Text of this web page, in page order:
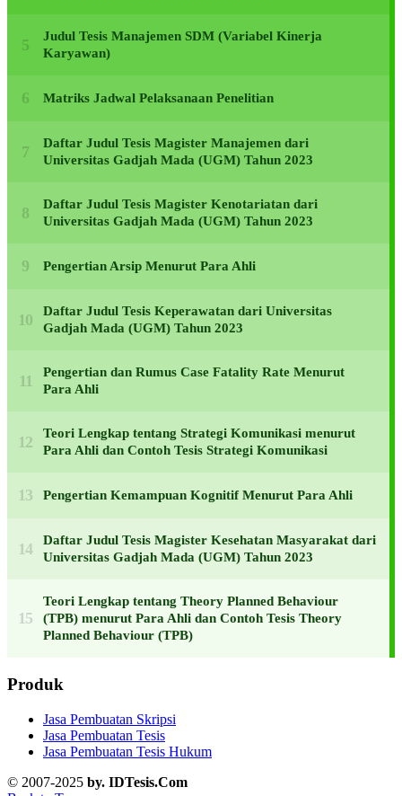
Judul Tesis Manajemen SDM (Variabel Kinerja
Karyawan)
Matriks Jadwal Pelaksanaan Penelitian
Daftar Judul Tesis Magister Manajemen dari
Universitas Gadjah Mada (UGM) Tahun 2023
Daftar Judul Tesis Magister Kenotariatan dari
Universitas Gadjah Mada (UGM) Tahun 2023
Pengertian Arsip Menurut Para Ahli
Daftar Judul Tesis Keperawatan dari Universitas
Gadjah Mada (UGM) Tahun 2023
Pengertian dan Rumus Case Fatality Rate Menurut
Para Ahli
Teori Lengkap tentang Strategi Komunikasi menurut
Para Ahli dan Contoh Tesis Strategi Komunikasi
Pengertian Kemampuan Kognitif Menurut Para Ahli
Daftar Judul Tesis Magister Kesehatan Masyarakat dari
Universitas Gadjah Mada (UGM) Tahun 2023
Teori Lengkap tentang Theory Planned Behaviour
(TPB) menurut Para Ahli dan Contoh Tesis Theory
Planned Behaviour (TPB)
Produk
Jasa Pembuatan Skripsi
Jasa Pembuatan Tesis
Jasa Pembuatan Tesis Hukum
© 2007-2025 by. IDTesis.Com